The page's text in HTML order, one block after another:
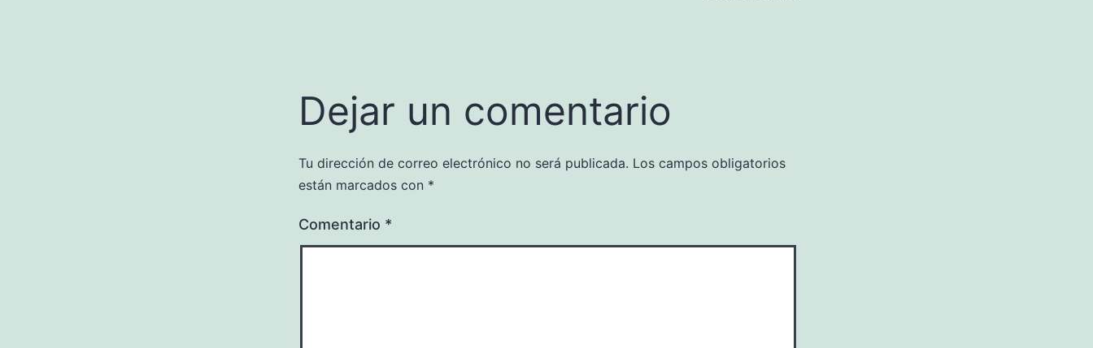
Dejar un comentario
Tu dirección de correo electrónico no será publicada. Los campos obligatorios
están marcados con *
Comentario *